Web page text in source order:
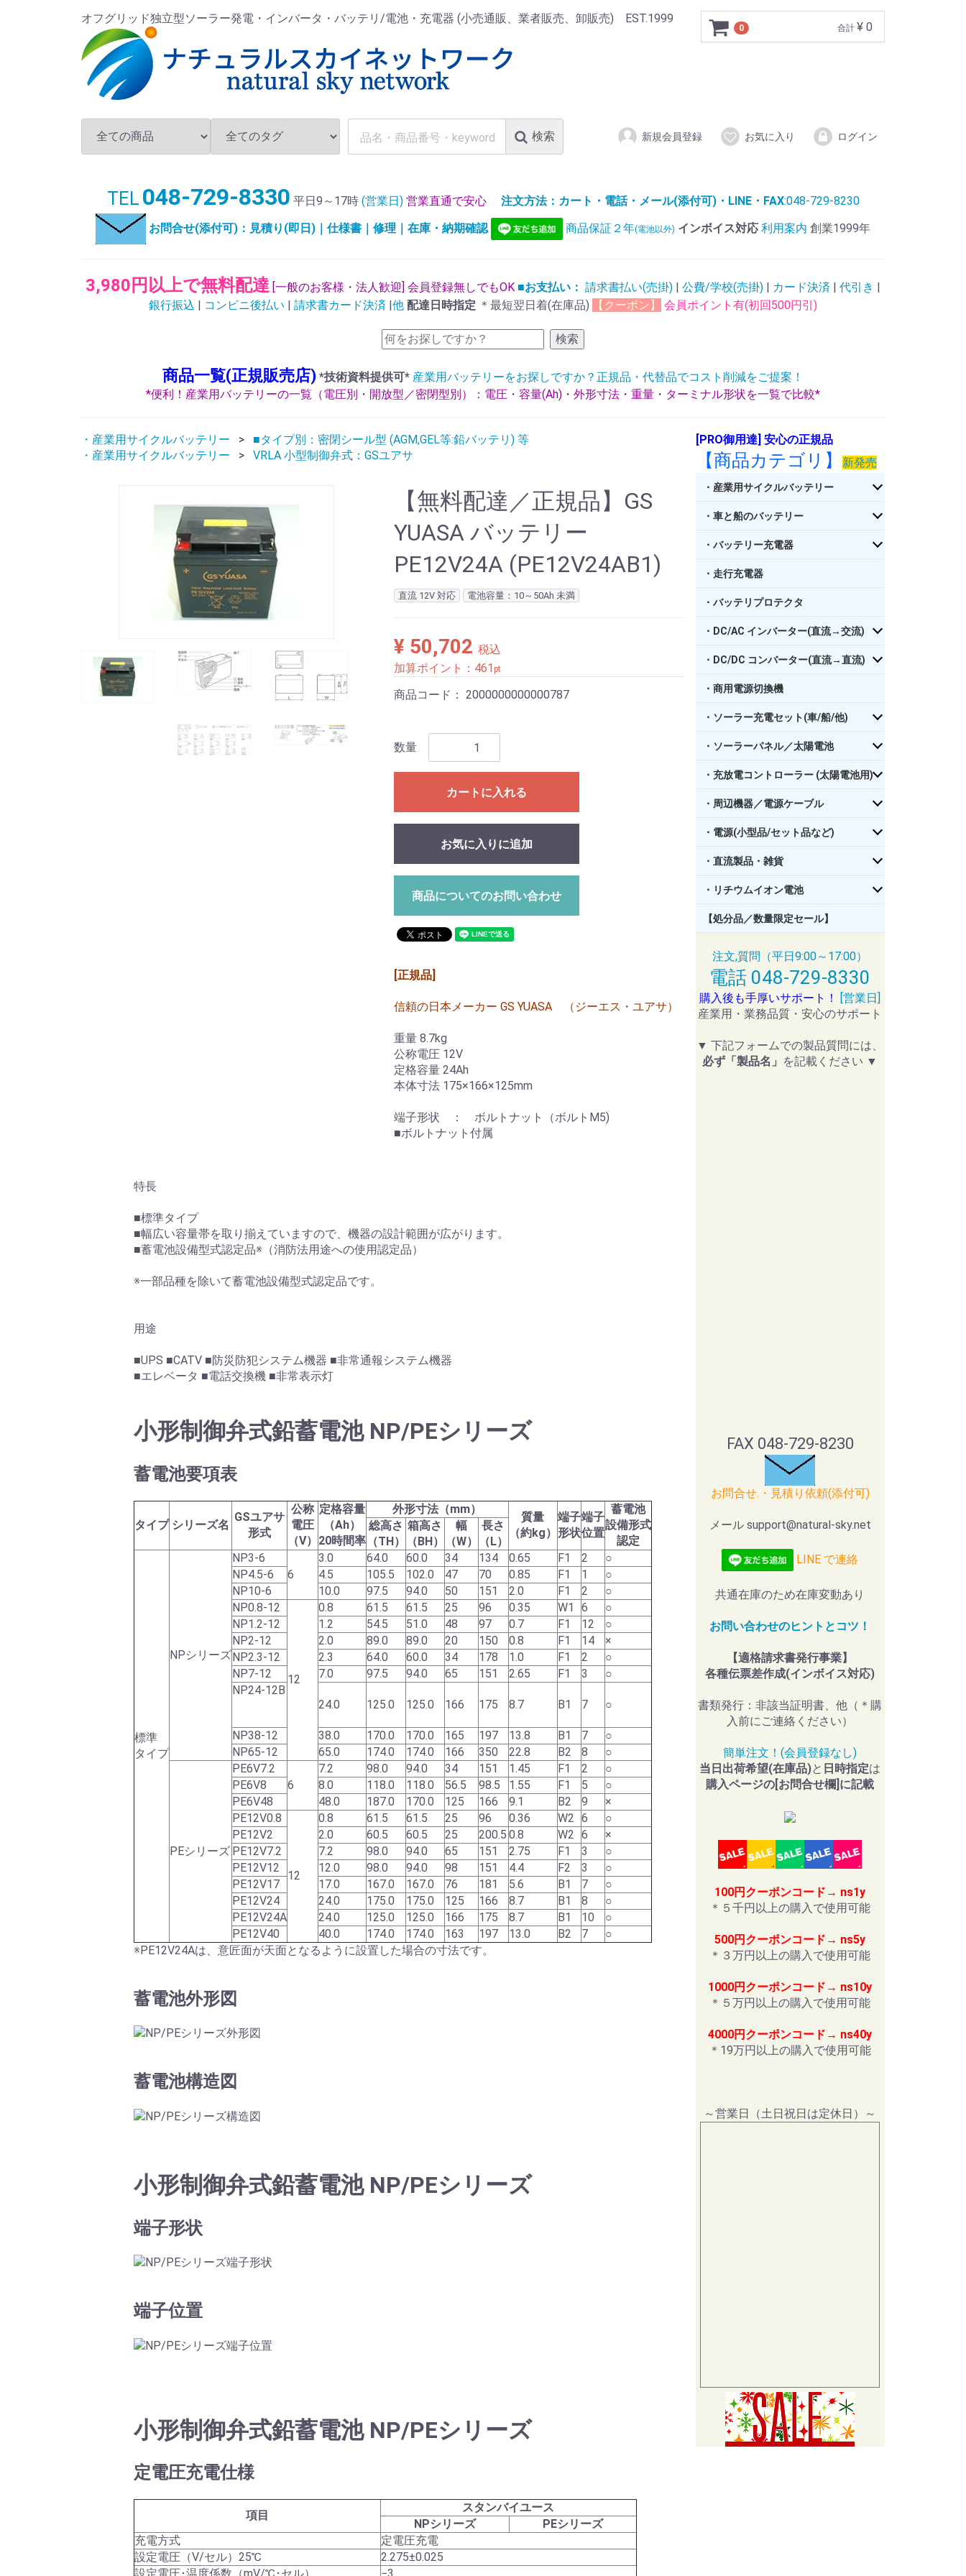
オフグリッド独立型ソーラー発電・インバータ・バッテリ/電池・充電器 (小売通販、業者販売、卸販売) EST.1999
0 合計 ¥ 0
検索 新規会員登録 お気に入り ログイン
TEL 048-729-8330 平日9～17時(営業日) 営業直通で安心 注文方法：カート・電話・メール(添付可)・LINE・FAX:048-729-8230
お問合せ(添付可)：見積り(即日)｜仕様書｜修理｜在庫・納期確認
商品保証２年(電池以外) インボイス対応 利用案内 創業1999年
3,980円以上で無料配達 [一般のお客様・法人歓迎] 会員登録無しでもOK ■お支払い： 請求書払い(売掛) | 公費/学校(売掛) | カード決済 | 代引き |
銀行振込 | コンビニ後払い | 請求書カード決済 |他 配達日時指定 ＊最短翌日着(在庫品) 【クーポン】 会員ポイント有(初回500円引)
検索
商品一覧(正規販売店) *技術資料提供可* 産業用バッテリーをお探しですか？正規品・代替品でコスト削減をご提案！
*便利！産業用バッテリーの一覧（電圧別・開放型／密閉型別）：電圧・容量(Ah)・外形寸法・重量・ターミナル形状を一覧で比較*
・産業用サイクルバッテリー
■タイプ別：密閉シール型 (AGM,GEL等:鉛バッテリ) 等
・産業用サイクルバッテリー
VRLA 小型制御弁式：GSユアサ
【無料配達／正規品】GS
YUASA バッテリー
PE12V24A (PE12V24AB1)
直流 12V 対応 電池容量：10～50Ah 未満
¥ 50,702 税込
加算ポイント： 461 pt
商品コード：2000000000000787
数量
カートに入れる
お気に入りに追加
商品についてのお問い合わせ
[正規品]
信頼の日本メーカー GS YUASA （ジーエス・ユアサ）
重量 8.7kg
公称電圧 12V
定格容量 24Ah
本体寸法 175×166×125mm
端子形状 ： ボルトナット（ボルトM5)
■ボルトナット付属
特長
■標準タイプ
■幅広い容量帯を取り揃えていますので、機器の設計範囲が広がります。
■蓄電池設備型式認定品※（消防法用途への使用認定品）
※一部品種を除いて蓄電池設備型式認定品です。
用途
■UPS ■CATV ■防災防犯システム機器 ■非常通報システム機器
■エレベータ ■電話交換機 ■非常表示灯
小形制御弁式鉛蓄電池 NP/PEシリーズ
蓄電池要項表
タイプ シリーズ名
GSユアサ
形式
公称
電圧
（V）
定格容量
（Ah）
20時間率
外形寸法（mm）
質量
（約kg）
端子
形状
端子
位置
蓄電池
設備形式
認定
総高さ
（TH）
箱高さ
（BH）
幅
（W）
長さ
（L）
標準
タイプ
NPシリーズ
NP3-6
6
3.0 64.0 60.0 34 134 0.65 F1 2
○
NP4.5-6
4.5 105.5 102.0 47 70 0.85 F1 1
○
NP10-6
10.0 97.5 94.0 50 151 2.0 F1 2
○
NP0.8-12
12
0.8 61.5 61.5 25 96 0.35 W1 6
○
NP1.2-12
1.2 54.5 51.0 48 97 0.7 F1 12
○
NP2-12
2.0 89.0 89.0 20 150 0.8 F1 14
×
NP2.3-12
2.3 64.0 60.0 34 178 1.0 F1 2
○
NP7-12
7.0 97.5 94.0 65 151 2.65 F1 3
○
NP24-12B
24.0
125.0 125.0 166 175 8.7 B1 7 ○
NP38-12 38.0 170.0 170.0 165 197 13.8 B1 7
○
NP65-12
65.0 174.0 174.0 166 350 22.8 B2 8 ○
PEシリーズ
PE6V7.2
6
7.2 98.0 94.0 34 151 1.45 F1 2
○
PE6V8
8.0 118.0 118.0 56.5 98.5 1.55 F1 5
○
PE6V48
48.0 187.0 170.0 125 166 9.1 B2 9
×
PE12V0.8
12
0.8 61.5 61.5 25 96 0.36 W2 6
○
PE12V2
2.0 60.5 60.5 25 200.5 0.8 W2 6
×
PE12V7.2
7.2 98.0 94.0 65 151 2.75 F1 3
○
PE12V12
12.0 98.0 94.0 98 151 4.4 F2 3
○
PE12V17
17.0 167.0 167.0 76 181 5.6 B1 7
○
PE12V24
24.0 175.0 175.0 125 166 8.7 B1 8
○
PE12V24A
24.0 125.0 125.0 166 175 8.7 B1 10
○
PE12V40
40.0 174.0 174.0 163 197 13.0 B2 7
○
※PE12V24Aは、意匠面が天面となるように設置した場合の寸法です。
蓄電池外形図
蓄電池構造図
小形制御弁式鉛蓄電池 NP/PEシリーズ
端子形状
端子位置
小形制御弁式鉛蓄電池 NP/PEシリーズ
定電圧充電仕様
項目
スタンバイユース
NPシリーズ
PEシリーズ
充電方式
定電圧充電
設定電圧（V/セル）25℃
2.275±0.025
[PRO御用達] 安心の正規品
【商品カテゴリ】 新発売
・産業用サイクルバッテリー
・車と船のバッテリー
・バッテリー充電器
・走行充電器
・バッテリプロテクタ
・DC/AC インバーター(直流→交流)
・DC/DC コンバーター(直流→直流)
・商用電源切換機
・ソーラー充電セット(車/船/他)
・ソーラーパネル／太陽電池
・充放電コントローラー (太陽電池用)
・周辺機器／電源ケーブル
・電源(小型品/セット品など)
・直流製品・雑貨
・リチウムイオン電池
【処分品／数量限定セール】
注文,質問（平日9:00～17:00）
電話 048-729-8330
購入後も手厚いサポート！
[営業日]
産業用・業務品質・安心のサポート
▼ 下記フォームでの製品質問には、
必ず「製品名」 を記載ください ▼
FAX 048-729-8230
お問合せ.・見積り依頼(添付可)
メール support@natural-sky.net
LINE で連絡
共通在庫のため在庫変動あり
お問い合わせのヒントとコツ！
【適格請求書発行事業】
各種伝票差作成(インボイス対応)
書類発行：非該当証明書、他（＊購
入前にご連絡ください）
簡単注文！(会員登録なし)
当日出荷希望(在庫品)と 日時指定は
購入ページの[お問合せ欄]に記載
100円クーポンコード→ ns1y
＊５千円以上の購入で使用可能
500円クーポンコード→ ns5y
＊３万円以上の購入で使用可能
1000円クーポンコード→ ns10y
＊５万円以上の購入で使用可能
4000円クーポンコード→ ns40y
＊19万円以上の購入で使用可能
～営業日（土日祝日は定休日）～